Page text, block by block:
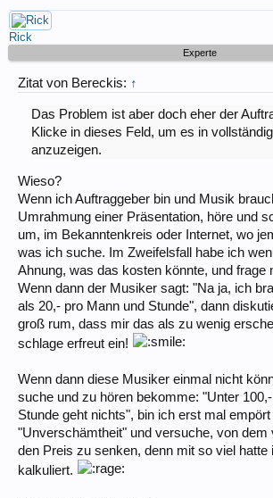
Rick
Experte
Zitat von Bereckis: ↑
Das Problem ist aber doch eher der
Klicke in dieses Feld, um es in
anzuzeigen.
Wieso?
Wenn ich Auftraggeber bin und Musik
Umrahmung einer Präsentation, höre und
um, im Bekanntenkreis oder Internet, wo
was ich suche. Im Zweifelsfall habe ich
Ahnung, was das kosten könnte, und frage
Wenn dann der Musiker sagt: "Na ja, ich
als 20,- pro Mann und Stunde", dann
groß rum, dass mir das als zu wenig
schlage erfreut ein!
Wenn dann diese Musiker einmal nicht
suche und zu hören bekomme: "Unter
Stunde geht nichts", bin ich erst mal
"Unverschämtheit" und versuche, von dem
den Preis zu senken, denn mit so viel hatte
kalkuliert.